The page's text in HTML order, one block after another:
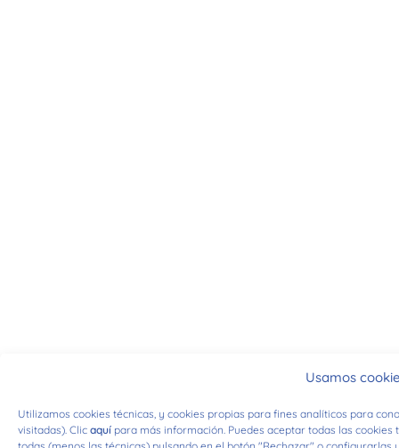
Usamos
Utilizamos cookies técnicas, y cookies propias para fines analíticos para
visitadas). Clic aquí para más información. Puedes aceptar todas las